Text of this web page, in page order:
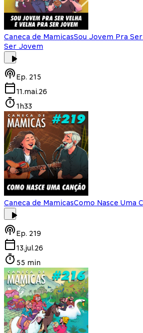
Caneca de MamicasSou Jovem Pra
Ser Jovem
Ep. 215
11.mai.26
1h33
Caneca de MamicasComo Nasce Uma
Ep. 219
13.jul.26
55 min